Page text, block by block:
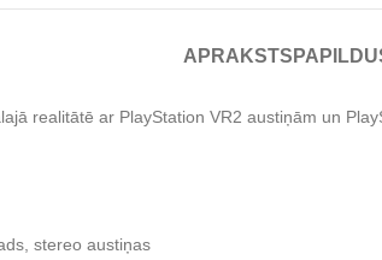
APRAKSTS
realitātē ar PlayStation VR2 austiņām un
stereo austiņas